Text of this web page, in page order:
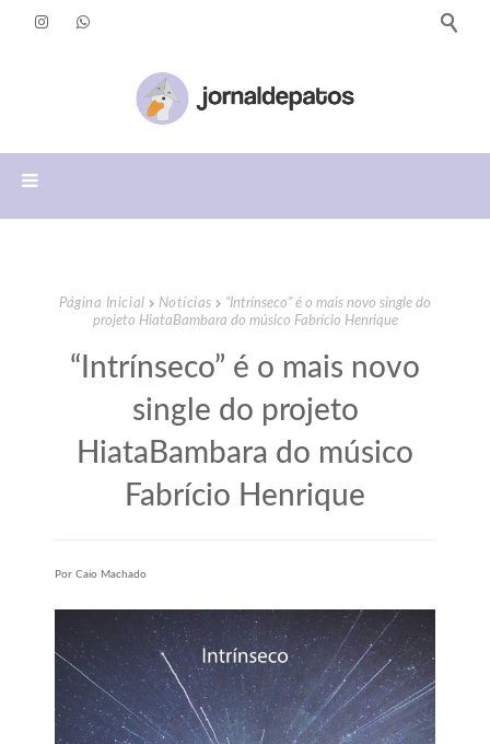
Página Inicial Notícias
“Intrínseco” é o mais novo single do
projeto HiataBambara do músico Fabrício Henrique
“Intrínseco” é o mais novo
single do projeto
HiataBambara do músico
Fabrício Henrique
Por Caio Machado